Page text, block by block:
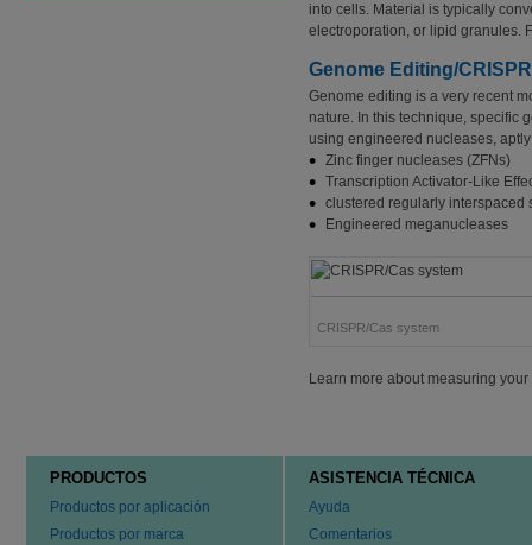
into cells. Material is typically
electroporation, or lipid granules.
Genome Editing/
Genome editing is a very recent
nature. In this technique, specific
using engineered nucleases,
Zinc finger nucleases (ZFNs)
Transcription Activator-Like
clustered regularly interspaced
Engineered meganucleases
CRISPR/Cas system
Learn more about measuring
PRODUCTOS
Productos por aplicación
Productos por marca
ASISTENCIA TÉCNICA
Ayuda
Comentarios